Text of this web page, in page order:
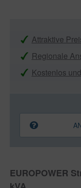
EUROPOWER
Attraktive
Regionale
Kostenlos